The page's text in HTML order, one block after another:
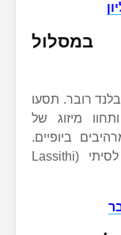
רובר. תסעו
מיזוג של
ביופיים.
תיהנו גם מארוחת ברביקיו ברמת לסיתי (Lassithi